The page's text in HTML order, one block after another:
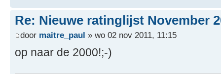
Re: Nieuwe ratinglijst November
door maitre_paul » wo 02 nov 2011, 11:15
op naar de 2000!;-)